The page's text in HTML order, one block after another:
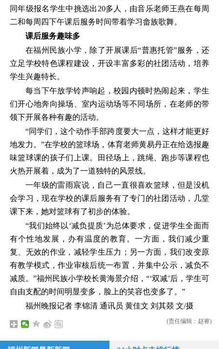
同年级报名学生中挑选出20多人，由音乐老师王燕在每周
二和每周四下午课后服务时间带着学习畲族歌舞。
课后服务趣味多
在福州民族小学，除了开展课后“普惠托管”服务，还
立足学校特色课程建设，开设丰富多彩的社团活动，培养
学生兴趣特长。
每当下午放学铃声响起，校园内顿时热闹起来，学生
们开心地奔向操场、室内运动场等不同场所，在老师的带
领下开展各种有趣的活动。
“同学们，这个动作手部跨度要大一点，这样才能更好
地发力。”在学校的篮球场，体育老师黄易丹正在给选报趣
味篮球课的孩子们上课。田径场上，跳绳、跑步等课程也
火热开展着，成为了一道独特的风景线。
一年级的雷雨宸说，自己一直很喜欢篮球，但是没机
会学习，现在学校的课后服务有了专门的社团活动，几堂
课下来，她对篮球有了初步的体验。
“我们始终以‘减负提质’为总体要求，促进学生全面而
有个性地发展，办有温度的教育。一方面，我们减少重
复、无效的作业，减轻学生压力；另一方面，我们改变原
有教学模式，作业审核后统一布置，并集中公示，减负不
减质。”福州民族小学校长黄海景介绍，“‘双减’后，学生可
自由支配的时间明显变多，脸上的笑容也变多了。”
福州晚报记者 李锦清 通讯员 黄佳文 刘其燚 文/摄
(责任编辑：赵睿)